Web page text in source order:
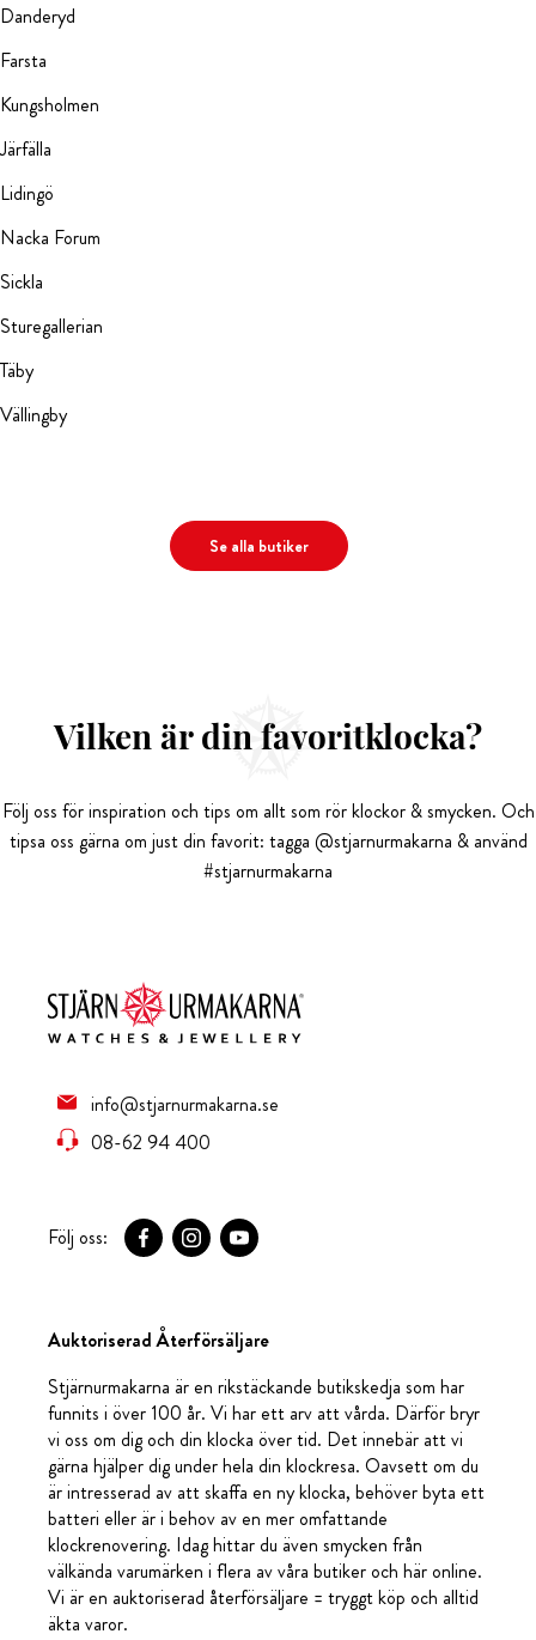
Danderyd
Farsta
Kungsholmen
Järfälla
Lidingö
Nacka Forum
Sickla
Sturegallerian
Täby
Vällingby
Se alla butiker
Vilken är din favoritklocka?
Följ oss för inspiration och tips om allt som rör klockor & smycken. Och
tipsa oss gärna om just din favorit: tagga @stjarnurmakarna & använd
#stjarnurmakarna
info@stjarnurmakarna.se
08-62 94 400
Följ oss:
Auktoriserad Återförsäljare
Stjärnurmakarna är en rikstäckande butikskedja som har
funnits i över 100 år. Vi har ett arv att vårda. Därför bryr
vi oss om dig och din klocka över tid. Det innebär att vi
gärna hjälper dig under hela din klockresa. Oavsett om du
är intresserad av att skaffa en ny klocka, behöver byta ett
batteri eller är i behov av en mer omfattande
klockrenovering. Idag hittar du även smycken från
välkända varumärken i flera av våra butiker och här online.
Vi är en auktoriserad återförsäljare = tryggt köp och alltid
äkta varor.